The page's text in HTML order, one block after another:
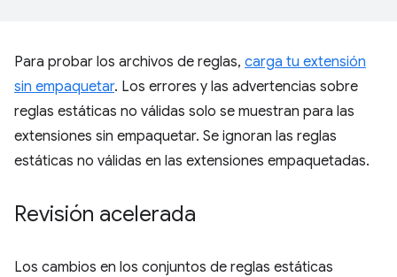
Para probar los archivos de reglas, carga tu extensión
sin empaquetar. Los errores y las advertencias sobre
reglas estáticas no válidas solo se muestran para las
extensiones sin empaquetar. Se ignoran las reglas
estáticas no válidas en las extensiones empaquetadas.
Revisión acelerada
Los cambios en los conjuntos de reglas estáticas